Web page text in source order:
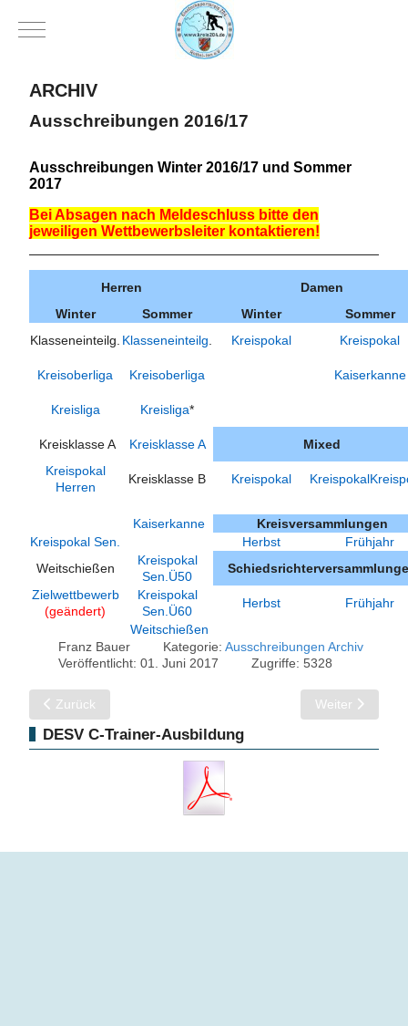
Mobile Menu Toggle
ARCHIV
Ausschreibungen 2016/17
Ausschreibungen Winter 2016/17 und Sommer
2017
Bei Absagen nach Meldeschluss bitte den
jeweiligen Wettbewerbsleiter kontaktieren!
Herren
Damen
Winter
Sommer Winter
Sommer
Klasseneinteilg. Klasseneinteilg Kreispokal Kreispokal
Kreisoberliga Kreisoberliga Kaiserkanne
Kreisliga Kreisliga*
Kreisklasse A Kreisklasse A
Mixed
Kreispokal
Herren
Kreisklasse B Kreispokal
Kaiserkanne
Kreisversammlungen
Kreispokal Sen.
Herbst
Frühjahr
Weitschießen
Kreispokal
Sen.Ü50
Zielwettbewerb
(geändert)
Kreispokal
Sen.Ü60
Herbst
Frühjahr
Weitschießen
Franz Bauer
Kategorie: Ausschreibungen Archiv
Veröffentlicht: 01. Juni 2017
Zugriffe: 5328
Vorheriger Beitrag: Ausschreibungen 2017/18
Zurück Nächster
Weiter
DESV C-Trainer-Ausbildung